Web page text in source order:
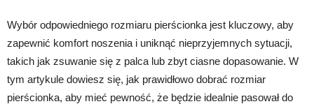
Wybór odpowiedniego rozmiaru pierścionka jest kluczowy, aby
zapewnić komfort noszenia i uniknąć nieprzyjemnych sytuacji,
takich jak zsuwanie się z palca lub zbyt ciasne dopasowanie. W
tym artykule dowiesz się, jak prawidłowo dobrać rozmiar
pierścionka, aby mieć pewność, że będzie idealnie pasował do